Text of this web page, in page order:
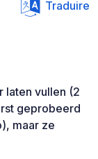
Traduire
laten vullen (2
geprobeerd
maar ze